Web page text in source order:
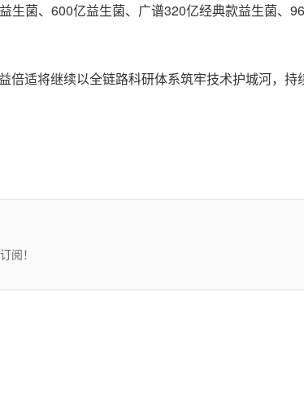
生菌、600亿益生菌、广谱320亿经典款益生菌、
适将继续以全链路科研体系筑牢技术护城河，持
阅！